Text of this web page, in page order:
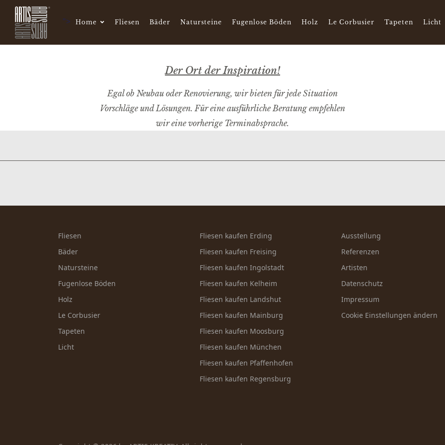
"> Home Fliesen Bäder Natursteine Fugenlose Böden Holz Le Corbusier Tapeten Licht
Der Ort der Inspiration!
Egal ob Neubau oder Renovierung, wir bieten für jede Situation
Vorschläge und Lösungen. Für eine ausführliche Beratung empfehlen
wir eine vorherige Terminabsprache.
Fliesen
Bäder
Natursteine
Fugenlose Böden
Holz
Le Corbusier
Tapeten
Licht
Fliesen kaufen Erding
Fliesen kaufen Freising
Fliesen kaufen Ingolstadt
Fliesen kaufen Kelheim
Fliesen kaufen Landshut
Fliesen kaufen Mainburg
Fliesen kaufen Moosburg
Fliesen kaufen München
Fliesen kaufen Pfaffenhofen
Fliesen kaufen Regensburg
Ausstellung
Referenzen
Artisten
Datenschutz
Impressum
Cookie Einstellungen ändern